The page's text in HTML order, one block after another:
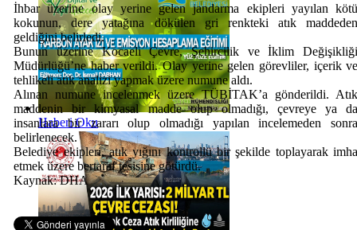
Haberi Oku
İhbar üzerine olay yerine gelen jandarma ekipleri yayılan
kokunun, dere yatağına dökülen gri renkteki atık
geldiğini belirledi.
Bunun üzerine Kocaeli Çevre, Şehircilik ve İklim
Müdürlüğü’ne haber verildi. Olay yerine gelen görevliler, içerik
tehlikeli atık analizi yapmak üzere numune aldı.
Alınan numune incelenmek üzere TÜBİTAK’a gönderildi.
maddenin bir kimyasal madde olup olmadığı, çevreye ya
insanlara bir zararı olup olmadığı yapılan incelemeden
belirlenecek.
Belediye ekipleri, atık yığını kontrollü bir şekilde toplayarak
etmek üzere bertaraf tesisine götürdü.
Kaynak: DHA